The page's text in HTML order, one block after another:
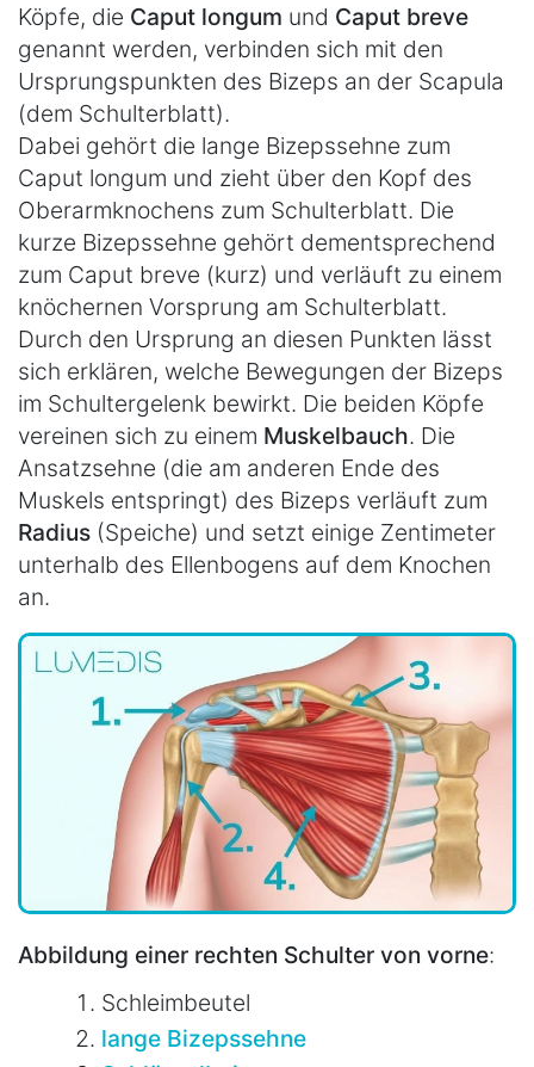
Köpfe, die Caput longum und Caput breve
genannt werden, verbinden sich mit den
Ursprungspunkten des Bizeps an der Scapula
(dem Schulterblatt).
Dabei gehört die lange Bizepssehne zum
Caput longum und zieht über den Kopf des
Oberarmknochens zum Schulterblatt. Die
kurze Bizepssehne gehört dementsprechend
zum Caput breve (kurz) und verläuft zu einem
knöchernen Vorsprung am Schulterblatt.
Durch den Ursprung an diesen Punkten lässt
sich erklären, welche Bewegungen der Bizeps
im Schultergelenk bewirkt. Die beiden Köpfe
vereinen sich zu einem Muskelbauch. Die
Ansatzsehne (die am anderen Ende des
Muskels entspringt) des Bizeps verläuft zum
Radius (Speiche) und setzt einige Zentimeter
unterhalb des Ellenbogens auf dem Knochen
an.
Abbildung einer rechten Schulter von vorne:
Schleimbeutel
lange Bizepssehne